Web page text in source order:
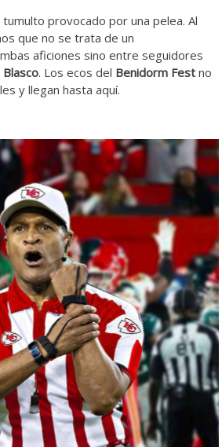
provocado por una pelea. Al
que no se trata de un
aficiones sino entre seguidores
Blasco. Los ecos del Benidorm Fest no
y llegan hasta aquí.